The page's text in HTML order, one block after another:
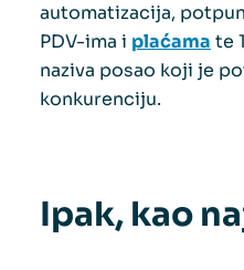
automatizacija,
PDV-ima i plaćama te
naziva posao koji je
konkurenciju.
Ipak, kao